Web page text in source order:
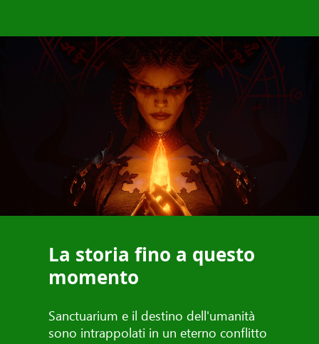
La storia fino a questo
momento
Sanctuarium e il destino dell'umanità
sono intrappolati in un eterno conflitto